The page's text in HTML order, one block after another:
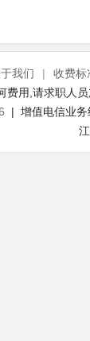
我们 | 收费标
费用,请求职人
| 增值电信业务